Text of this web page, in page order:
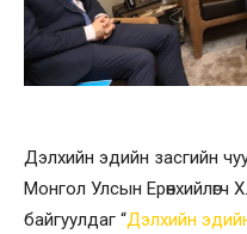
Дэлхийн эдийн засгийн
Монгол Улсын Ерөнхийлөгч
байгуулдаг “Дэлхийн